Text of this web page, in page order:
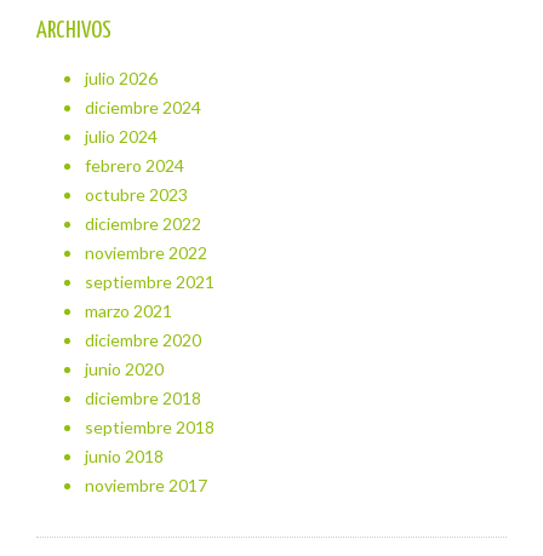
ARCHIVOS
julio 2026
diciembre 2024
julio 2024
febrero 2024
octubre 2023
diciembre 2022
noviembre 2022
septiembre 2021
marzo 2021
diciembre 2020
junio 2020
diciembre 2018
septiembre 2018
junio 2018
noviembre 2017